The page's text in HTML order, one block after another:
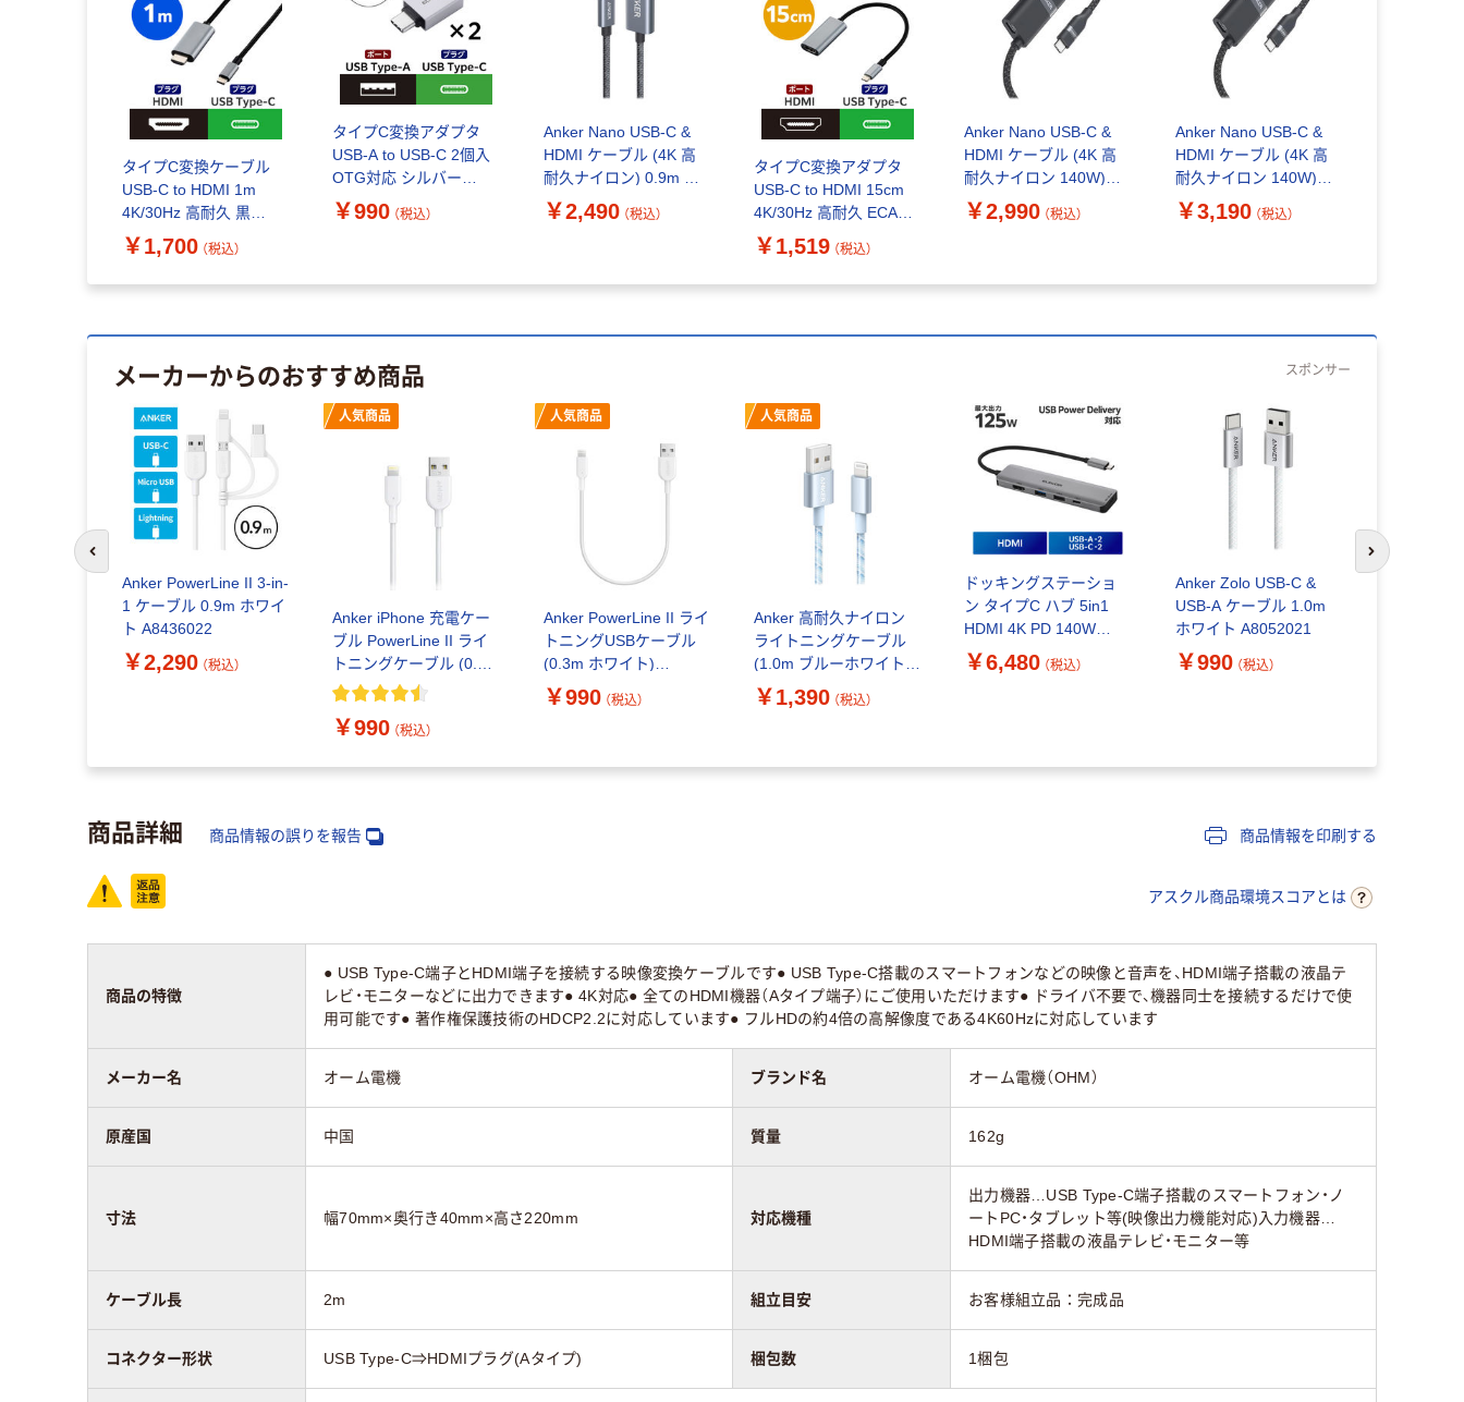
タイプC変換ケーブル
USB-C to HDMI 1m
4K/30Hz 高耐久 黒
ECCAC-CHDMI10B エ
レコム 1個
￥1,700 （税込）
タイプC変換アダプタ
USB-A to USB-C 2個入
OTG対応 シルバー
MPA-AFCMECADSV エ
レコム 1個
￥990 （税込）
Anker Nano USB-C &
HDMI ケーブル (4K 高
耐久ナイロン) 0.9m ブ
ラック A87E0011
￥2,490 （税込）
タイプC変換アダプタ
USB-C to HDMI 15cm
4K/30Hz 高耐久 ECAD-
CHDMI015B エレコム 1
個
￥1,519 （税込）
Anker Nano USB-C &
HDMI ケーブル (4K 高
耐久ナイロン 140W)
0.9m ブラック
A87E1011
￥2,990 （税込）
Anker Nano USB-C &
HDMI ケーブル (4K 高
耐久ナイロン 140W)
1.8m ブラック
A87E1012
￥3,190 （税込）
メーカーからのおすすめ商品 スポンサー
Anker PowerLine II 3-in-
1 ケーブル 0.9m ホワイ
ト A8436022
￥2,290 （税込）
人気商品
Anker iPhone 充電ケー
ブル PowerLine II ライ
トニングケーブル (0.9m
ホワイト) A8432022
￥990 （税込）
人気商品
Anker PowerLine II ライ
トニングUSBケーブル
(0.3m ホワイト)
A8431022
￥990 （税込）
人気商品
Anker 高耐久ナイロン
ライトニングケーブル
(1.0m ブルーホワイト)
A81520N2
￥1,390 （税込）
ドッキングステーショ
ン タイプC ハブ 5in1
HDMI 4K PD 140W
DST-050BP1SV エレコ
ム 1個
￥6,480 （税込）
Anker Zolo USB-C &
USB-A ケーブル 1.0m
ホワイト A8052021
￥990 （税込）
次のスライド
商品詳細 商品情報の誤りを報告 商品情報を印刷する
アスクル商品環境スコアとは
商品の特徴
● USB Type-C端子とHDMI端子を接続する映像変換ケーブルです● USB Type-C搭載のスマートフォンなどの映像と音声を、HDMI端子搭載の液晶テ
レビ・モニターなどに出力できます● 4K対応● 全てのHDMI機器（Aタイプ端子）にご使用いただけます● ドライバ不要で、機器同士を接続するだけで使
用可能です● 著作権保護技術のHDCP2.2に対応しています● フルHDの約4倍の高解像度である4K60Hzに対応しています
メーカー名 オーム電機 ブランド名 オーム電機（OHM）
原産国 中国 質量 162g
寸法 幅70mm×奥行き40mm×高さ220mm 対応機種
出力機器…USB Type-C端子搭載のスマートフォン・ノ
ートPC・タブレット等(映像出力機能対応)入力機器…
HDMI端子搭載の液晶テレビ・モニター等
ケーブル長 2m 組立目安 お客様組立品：完成品
コネクター形状 USB Type-C⇒HDMIプラグ(Aタイプ) 梱包数 1梱包